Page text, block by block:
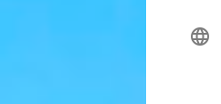
language